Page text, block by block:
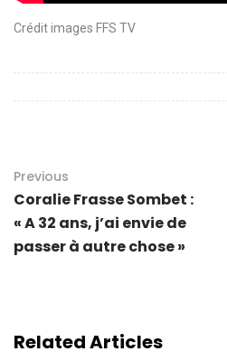
Crédit images FFS TV
Previous
Coralie Frasse Sombet :
« A 32 ans, j’ai envie de
passer à autre chose »
Related Articles